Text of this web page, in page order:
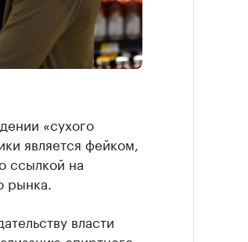
«сухого
является фейком,
ссылкой на
рынка.
власти